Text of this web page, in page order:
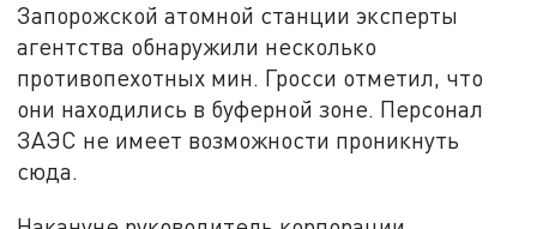
Запорожской атомной станции эксперты
агентства обнаружили несколько
противопехотных мин. Гросси отметил, что
они находились в буферной зоне. Персонал
ЗАЭС не имеет возможности проникнуть
сюда.